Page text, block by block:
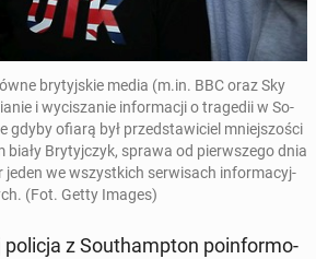
bry­tyj­skie media (m.in. BBC oraz Sky
i wy­ci­sza­nie in­for­ma­cji o tra­ge­dii w So­
gdyby ofiarą był przed­sta­wi­ciel mniej­szo­ści
biały Bry­tyj­czyk, sprawa od pierw­sze­go dnia
jeden we wszyst­kich ser­wi­sach in­for­ma­cyj­
(Fot. Getty Images)
policja z So­uthamp­ton po­in­for­mo­